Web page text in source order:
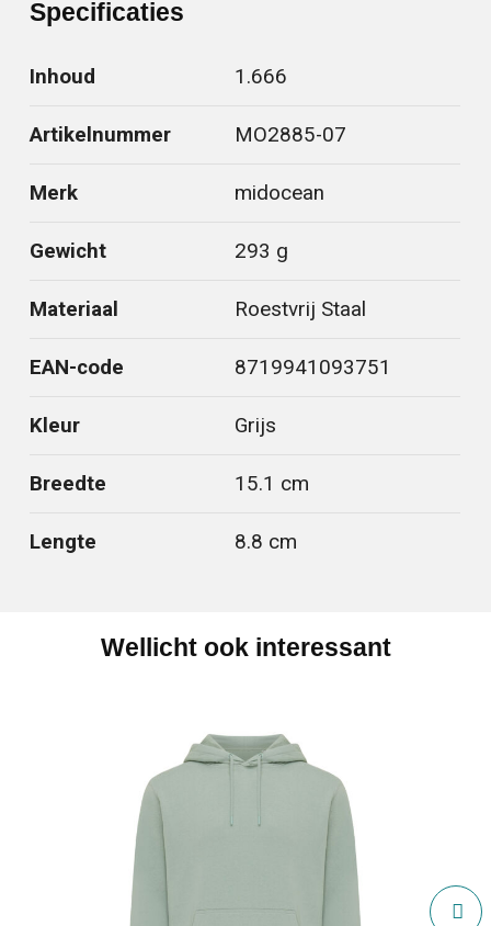
Specificaties
Inhoud 1.666
Artikelnummer MO2885-07
Merk midocean
Gewicht 293 g
Materiaal Roestvrij Staal
EAN-code 8719941093751
Kleur Grijs
Breedte 15.1 cm
Lengte 8.8 cm
Wellicht ook interessant